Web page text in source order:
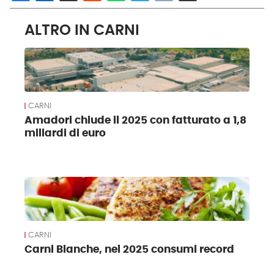
ALTRO IN CARNI
CARNI
Amadori chiude il 2025 con fatturato a 1,8
miliardi di euro
CARNI
Carni Bianche, nel 2025 consumi record